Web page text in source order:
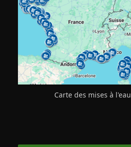
Carte des mises à l'eau